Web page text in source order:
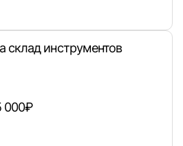
Войти
склад инструментов
000₽